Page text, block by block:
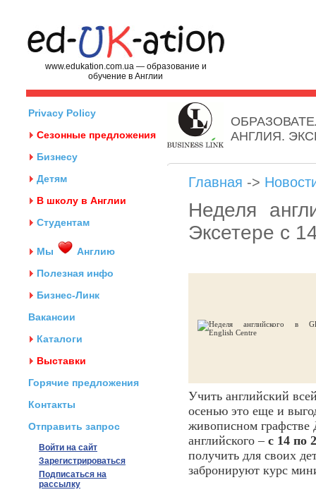
www.edukation.com.ua — образование и
обучение в Англии
Privacy Policy
Сезонные предложения
Бизнесу
Детям
В школу в Англии
Студентам
Мы
Англию
Полезная инфо
Бизнес-Линк
Вакансии
Каталоги
Выставки
Горячие предложения
Контакты
Отправить запрос
Войти на сайт
Зарегистрироваться
Подписаться на
рассылку
АНГЛИЯ.
Главная ->
Неделя
Эксетере с
Учить английский
осенью это еще и
живописном графстве
английского – с 14 по
получить для своих
забронируют курс